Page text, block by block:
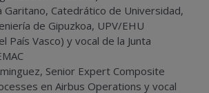
Garitano, Catedrático de Universidad,
de Gipuzkoa, UPV/EHU
País Vasco) y vocal de la Junta
Senior Expert Composite
en Airbus Operations y vocal